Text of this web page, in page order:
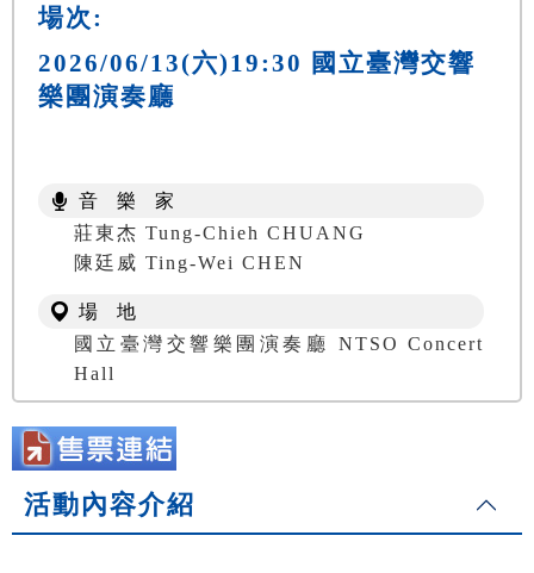
場次:
2026/06/13(六)19:30 國立臺灣交響
樂團演奏廳
音 樂 家
莊東杰 Tung-Chieh CHUANG
陳廷威 Ting-Wei CHEN
場 地
國立臺灣交響樂團演奏廳 NTSO Concert
Hall
活動內容介紹